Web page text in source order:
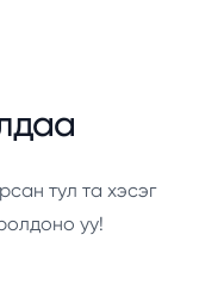
тул та хэсэг
уу!